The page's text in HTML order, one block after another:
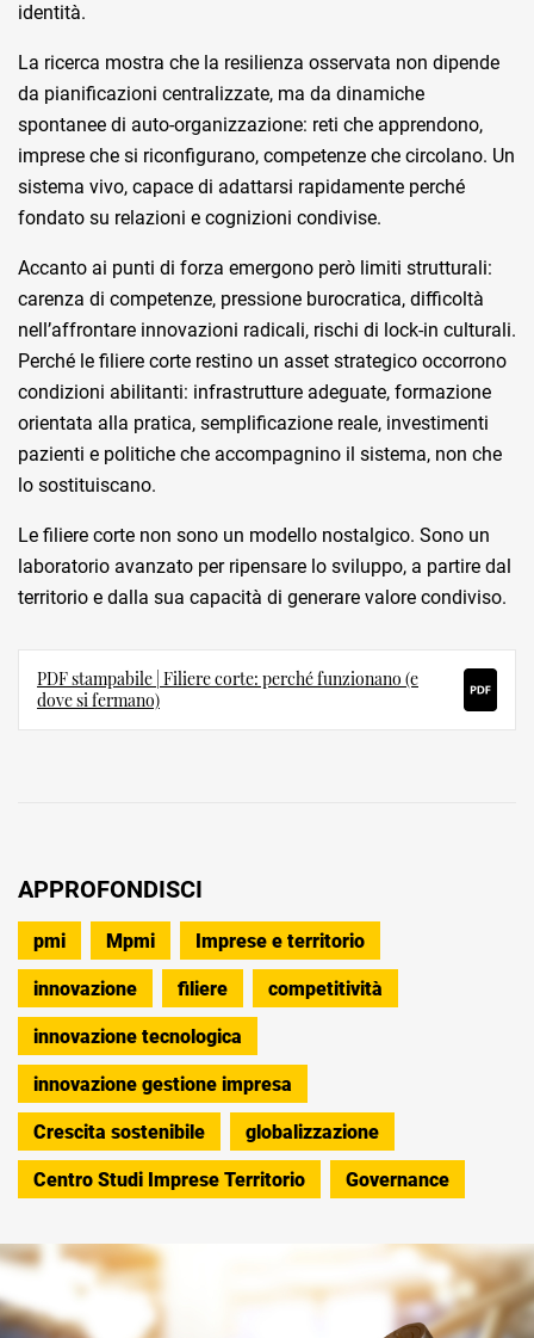
identità.
La ricerca mostra che la resilienza osservata non dipende
da pianificazioni centralizzate, ma da dinamiche
spontanee di auto-organizzazione: reti che apprendono,
imprese che si riconfigurano, competenze che circolano. Un
sistema vivo, capace di adattarsi rapidamente perché
fondato su relazioni e cognizioni condivise.
Accanto ai punti di forza emergono però limiti strutturali:
carenza di competenze, pressione burocratica, difficoltà
nell’affrontare innovazioni radicali, rischi di lock-in culturali.
Perché le filiere corte restino un asset strategico occorrono
condizioni abilitanti: infrastrutture adeguate, formazione
orientata alla pratica, semplificazione reale, investimenti
pazienti e politiche che accompagnino il sistema, non che
lo sostituiscano.
Le filiere corte non sono un modello nostalgico. Sono un
laboratorio avanzato per ripensare lo sviluppo, a partire dal
territorio e dalla sua capacità di generare valore condiviso.
PDF stampabile | Filiere corte: perché funzionano (e
dove si fermano)
APPROFONDISCI
pmi Mpmi Imprese e territorio
innovazione filiere competitività
innovazione tecnologica
innovazione gestione impresa
Crescita sostenibile globalizzazione
Centro Studi Imprese Territorio Governance